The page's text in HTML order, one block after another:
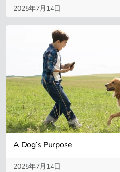
2025年7月14日
A Dog’s Purpose
2025年7月14日